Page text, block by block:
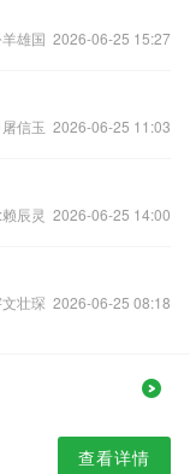
羊雄国 2026-06-25 15:27
信玉 2026-06-25 11:03
赖辰灵 2026-06-25 14:00
壮琛 2026-06-25 08:18
查看详情